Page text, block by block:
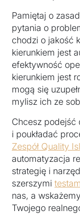
Pamiętaj o
pytania o
chodzi o jakość
kierunkiem jest
efektywność
kierunkiem jest
mogą się
mylisz ich ze
Chcesz podejść
i poukładać
Zespół Quality
automatyzacja
strategię i
szerszymi
nas, a
Twojego